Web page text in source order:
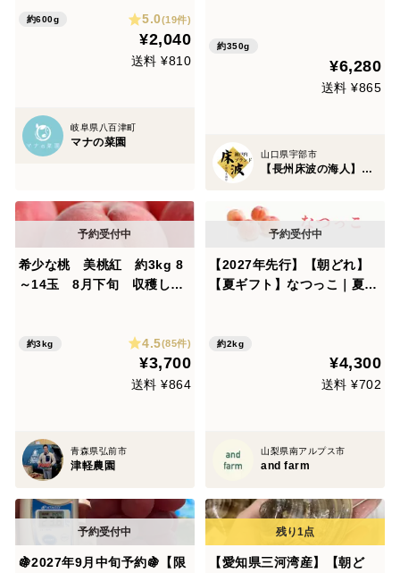
約600g 5.0(19件)
¥2,040
送料 ¥810
岐阜県八百津町
マナの菜園
予約】
約350g
¥6,280
送料 ¥865
山口県宇部市
【長州床波の海人】瀬戸内ブランド
希少な桃 美桃紅 約3kg 8
～14玉 8月下旬 収穫した
約3kg 4.5(85件)
¥3,700
送料 ¥864
青森県弘前市
津軽農園
【2027年先行】【朝どれ】
【夏ギフト】なつっこ｜夏の
約2kg
¥4,300
送料 ¥702
山梨県南アルプス市
and farm
🍇2027年9月中旬予約🍇【限
【愛知県三河湾産】【朝ど